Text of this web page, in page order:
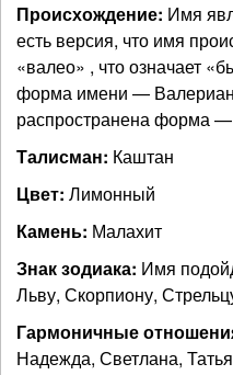
Происхождение: Имя
есть версия, что имя
«валео» , что означает
форма имени —
распространена форма
Талисман: Каштан
Цвет: Лимонный
Камень: Малахит
Знак зодиака: Имя
Льву, Скорпиону,
Гармоничные
Надежда, Светлана,